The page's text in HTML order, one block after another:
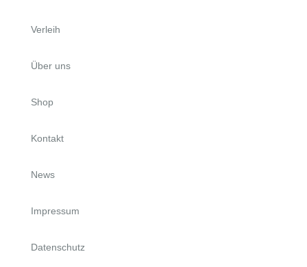
Verleih
Über uns
Shop
Kontakt
News
Impressum
Datenschutz